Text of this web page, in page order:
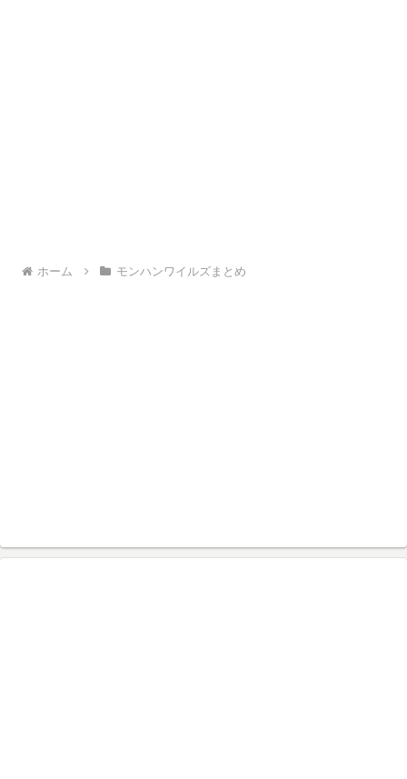
ホーム モンハンワイルズまとめ